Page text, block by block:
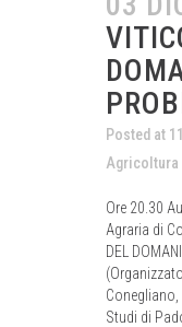
Posted at
Agricoltura
Ore 20.30
Agraria di
DEL
Conegliano,
Studi di